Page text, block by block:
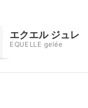
エクエル ジュレ
EQUELLE gelée